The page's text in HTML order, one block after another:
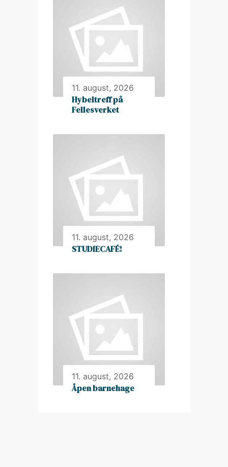
11. august, 2026
Hybeltreff på
Fellesverket
11. august, 2026
STUDIECAFÉ!
11. august, 2026
Åpen barnehage